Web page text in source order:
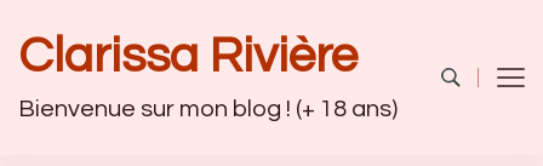
Clarissa Rivière
Bienvenue sur mon blog ! (+ 18 ans)